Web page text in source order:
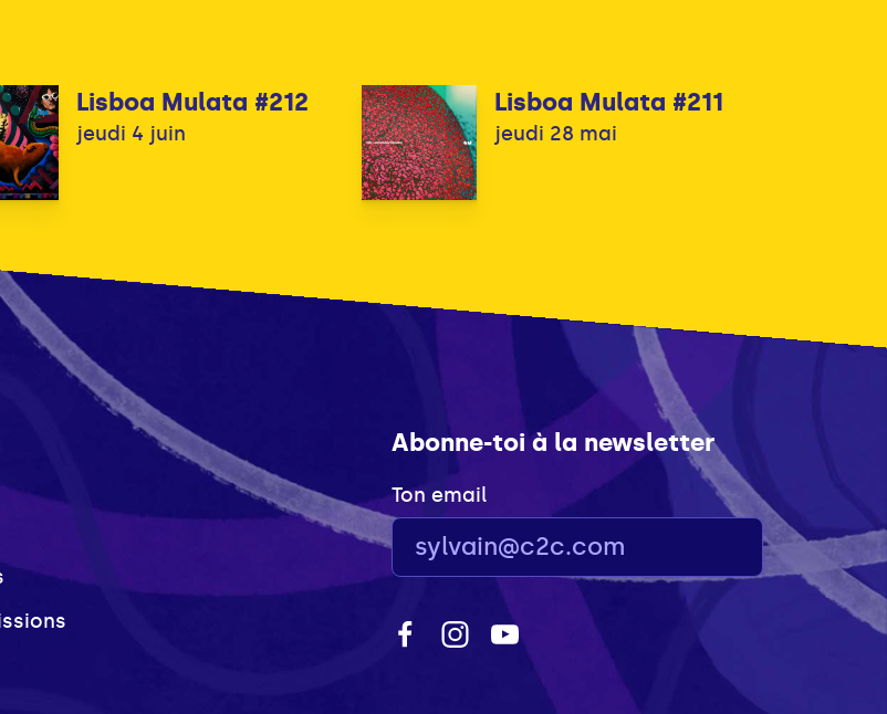
Lisboa Mulata #212
jeudi 4 juin
Lisboa Mulata #211
jeudi 28 mai
Abonne-toi à la newsletter
Ton email